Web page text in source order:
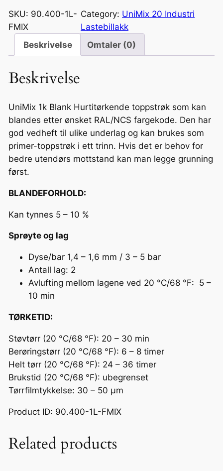
i
m
0
1
L
F
e
r
d
g
l
a
K
B
l
a
n
k
o
p
SKU: 90.400-1L-
FMIX
Category: UniMix 20 Industri
Lastebillakk
Beskrivelse
Omtaler (0)
Beskrivelse
UniMix 1k Blank Hurtitørkende toppstrøk som kan
blandes etter ønsket RAL/NCS fargekode. Den har
god vedheft til ulike underlag og kan brukes som
primer-toppstrøk i ett trinn. Hvis det er behov for
bedre utendørs mottstand kan man legge grunning
først.
BLANDEFORHOLD:
Kan tynnes 5 – 10 %
Sprøyte og lag
Dyse/bar 1,4 – 1,6 mm / 3 – 5 bar
Antall lag: 2
Avlufting mellom lagene ved 20 °C/68 °F: 5 –
10 min
TØRKETID:
Støvtørr (20 °C/68 °F): 20 – 30 min
Berøringstørr (20 °C/68 °F): 6 – 8 timer
Helt tørr (20 °C/68 °F): 24 – 36 timer
Brukstid (20 °C/68 °F): ubegrenset
Tørrfilmtykkelse: 30 – 50 μm
Product ID: 90.400-1L-FMIX
Related products